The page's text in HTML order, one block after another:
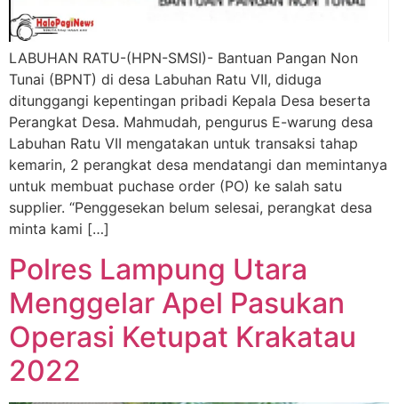
LABUHAN RATU-(HPN-SMSI)- Bantuan Pangan Non
Tunai (BPNT) di desa Labuhan Ratu VII, diduga
ditunggangi kepentingan pribadi Kepala Desa beserta
Perangkat Desa. Mahmudah, pengurus E-warung desa
Labuhan Ratu VII mengatakan untuk transaksi tahap
kemarin, 2 perangkat desa mendatangi dan memintanya
untuk membuat puchase order (PO) ke salah satu
supplier. “Penggesekan belum selesai, perangkat desa
minta kami […]
Polres Lampung Utara
Menggelar Apel Pasukan
Operasi Ketupat Krakatau
2022